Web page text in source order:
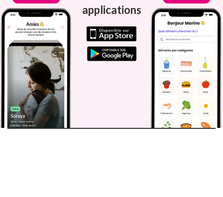
applications